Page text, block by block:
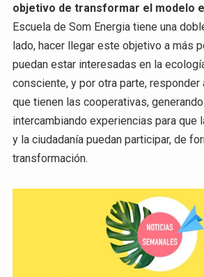
objetivo de transformar el modelo
Escuela de Som Energia tiene una
lado, hacer llegar este objetivo a más
puedan estar interesadas en la
consciente, y por otra parte,
que tienen las cooperativas,
intercambiando experiencias para que
y la ciudadanía puedan participar, de
transformación.